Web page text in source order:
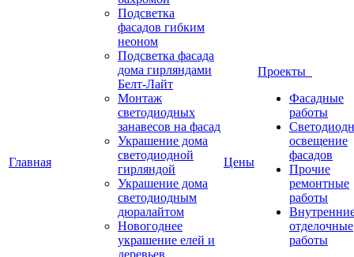
Главная
Подсветка
фасадов гибким
неоном
Подсветка фасада
дома гирляндами
Белт-Лайт
Монтаж
светодиодных
занавесов на фасад
Украшение дома
светодиодной
гирляндой
Украшение дома
светодиодным
дюралайтом
Новогоднее
украшение елей и
деревьев
Цены
Проекты
Фасадные
работы
освещение
фасадов
Прочие
ремонтные
работы
отделочные
работы